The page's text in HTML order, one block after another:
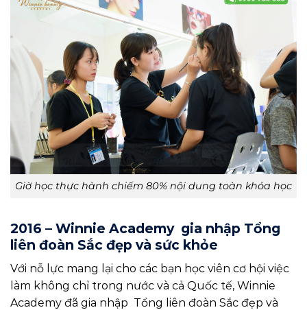
Giờ học thực hành chiếm 80% nội dung toàn khóa học
2016 – Winnie Academy gia nhập Tổng
liên đoàn Sắc đẹp và sức khỏe
Với nỗ lực mang lại cho các bạn học viên cơ hội việc
làm không chỉ trong nước và cả Quốc tế, Winnie
Academy đã gia nhập Tổng liên đoàn Sắc đẹp và